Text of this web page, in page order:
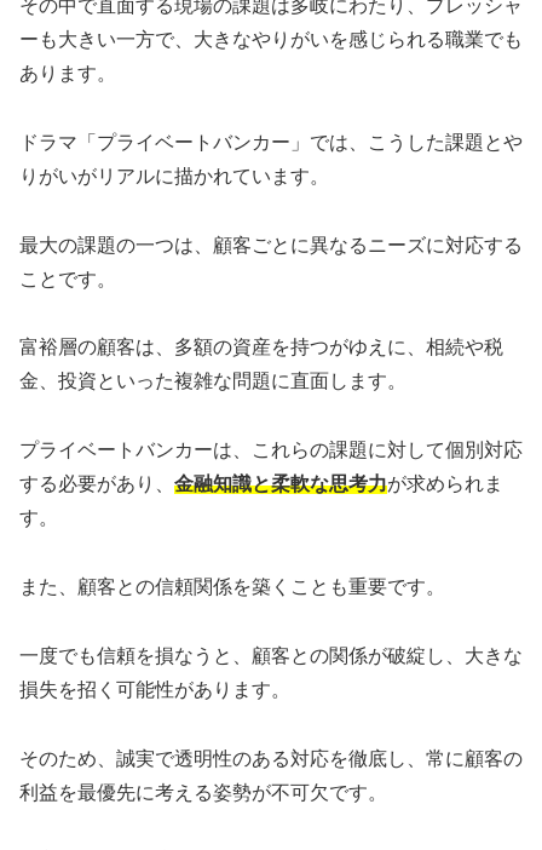
その中で直面する現場の課題は多岐にわたり、プレッシャ
ーも大きい一方で、大きなやりがいを感じられる職業でも
あります。
ドラマ「プライベートバンカー」では、こうした課題とや
りがいがリアルに描かれています。
最大の課題の一つは、顧客ごとに異なるニーズに対応する
ことです。
富裕層の顧客は、多額の資産を持つがゆえに、相続や税
金、投資といった複雑な問題に直面します。
プライベートバンカーは、これらの課題に対して個別対応
する必要があり、 金融知識と柔軟な思考力が求められま
す。
また、顧客との信頼関係を築くことも重要です。
一度でも信頼を損なうと、顧客との関係が破綻し、大きな
損失を招く可能性があります。
そのため、誠実で透明性のある対応を徹底し、常に顧客の
利益を最優先に考える姿勢が不可欠です。